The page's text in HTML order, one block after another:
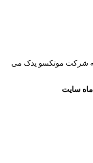
شرکت موتکسو یدک می
ماه سایت